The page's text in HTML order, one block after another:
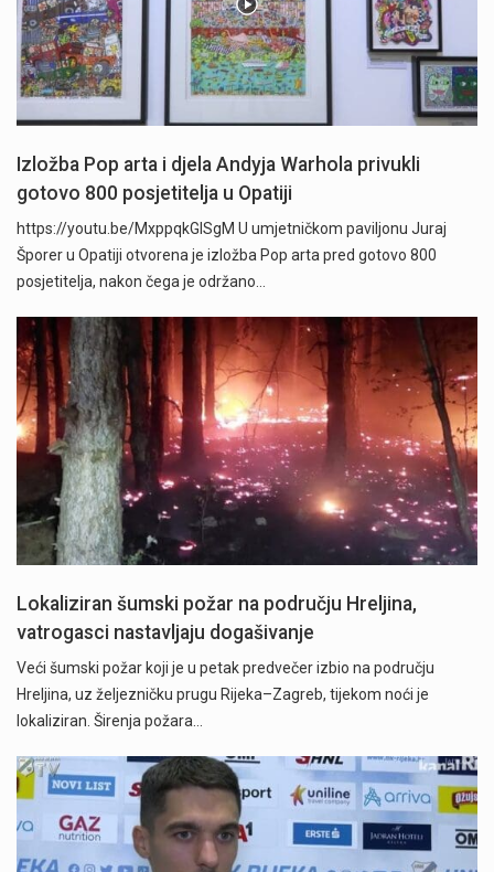
Izložba Pop arta i djela Andyja Warhola privukli
gotovo 800 posjetitelja u Opatiji
https://youtu.be/MxppqkGISgM U umjetničkom paviljonu Juraj
Šporer u Opatiji otvorena je izložba Pop arta pred gotovo 800
posjetitelja, nakon čega je održano…
Lokaliziran šumski požar na području Hreljina,
vatrogasci nastavljaju dogašivanje
Veći šumski požar koji je u petak predvečer izbio na području
Hreljina, uz željezničku prugu Rijeka–Zagreb, tijekom noći je
lokaliziran. Širenja požara…